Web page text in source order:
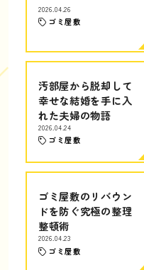
2026.04.26
ゴミ屋敷
汚部屋から脱却して
幸せな結婚を手に入
れた夫婦の物語
2026.04.24
ゴミ屋敷
ゴミ屋敷のリバウン
ドを防ぐ究極の整理
整頓術
2026.04.23
ゴミ屋敷